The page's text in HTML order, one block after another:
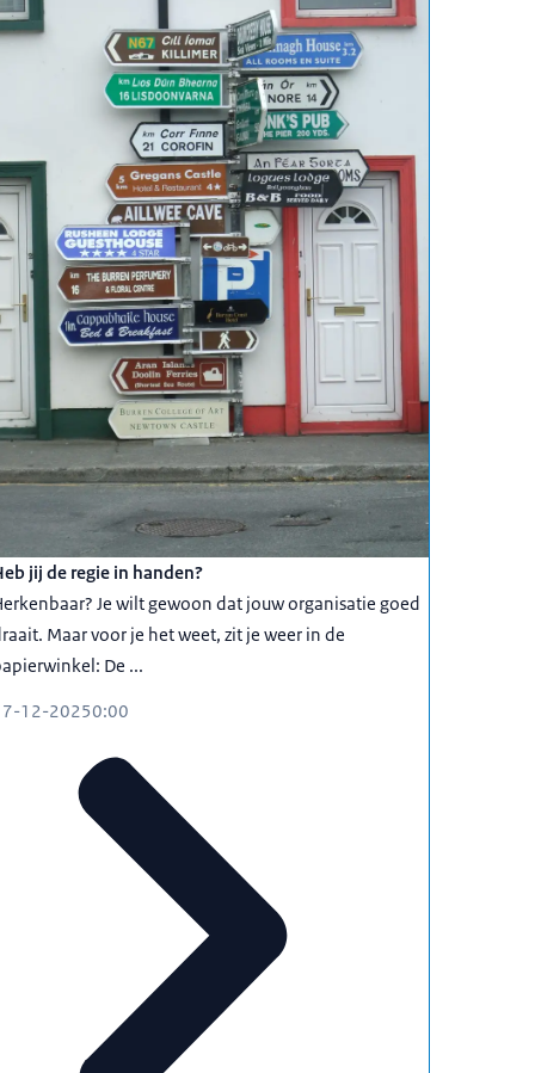
jij de regie in handen?
Je wilt gewoon dat jouw organisatie goed
Maar voor je het weet, zit je weer in de
De ...
12-20250:00